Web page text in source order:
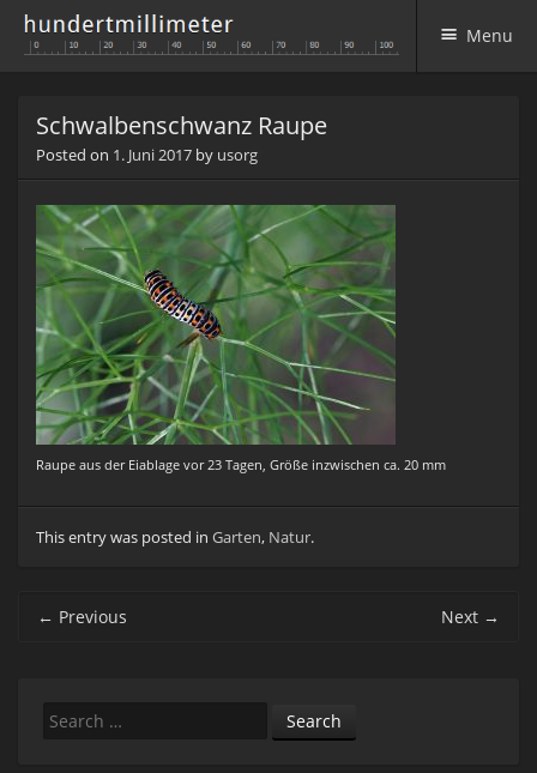
Menu
Schwalbenschwanz Raupe
Posted on 1. Juni 2017 by usorg
Raupe aus der Eiablage vor 23 Tagen, Größe inzwischen ca. 20 mm
This entry was posted in Garten, Natur.
Post navigation
← Previous Next →
Search